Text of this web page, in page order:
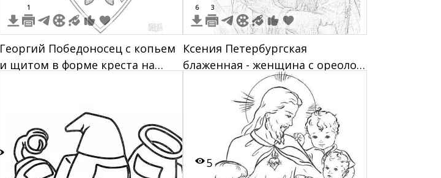
1
Георгий Победоносец с копьем
и щитом в форме креста на
6 3
Ксения Петербургская
блаженная - женщина с ореолом
за головой, в платке и одежде,
она держит книгу возле стены,
на заднем плане облака и
5